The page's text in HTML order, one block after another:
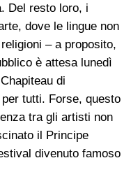
Del resto loro, i
dove le lingue non
– a proposito,
è attesa lunedì
di
tutti. Forse, questo
tra gli artisti non
il Principe
divenuto famoso